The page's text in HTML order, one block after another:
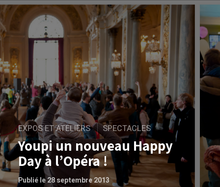
EXPOS ET ATELIERS SPECTACLES
Youpi un nouveau Happy
Day à l’Opéra !
Publié le 28 septembre 2013